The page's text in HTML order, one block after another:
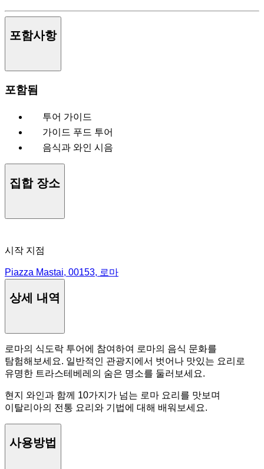
포함사항
포함됨
투어 가이드
가이드 푸드 투어
음식과 와인 시음
집합 장소
시작 지점
Piazza Mastai, 00153, 로마
상세 내역
로마의 식도락 투어에 참여하여 로마의 음식 문화를
탐험해보세요. 일반적인 관광지에서 벗어나 맛있는 요리로
유명한 트라스테베레의 숨은 명소를 둘러보세요.
현지 와인과 함께 10가지가 넘는 로마 요리를 맛보며
이탈리아의 전통 요리와 기법에 대해 배워보세요.
사용방법